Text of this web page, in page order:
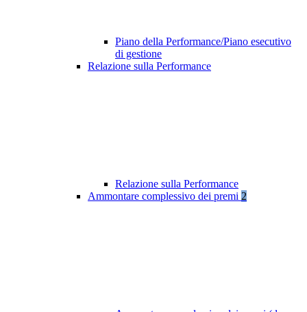
Piano della Performance/Piano esecutivo
di gestione
Relazione sulla Performance
Relazione sulla Performance
Ammontare complessivo dei premi 2